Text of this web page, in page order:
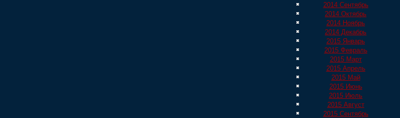
2014 Сентябрь
2014 Октябрь
2014 Ноябрь
2014 Декабрь
2015 Январь
2015 Февраль
2015 Март
2015 Апрель
2015 Май
2015 Июнь
2015 Июль
2015 Август
2015 Сентябрь